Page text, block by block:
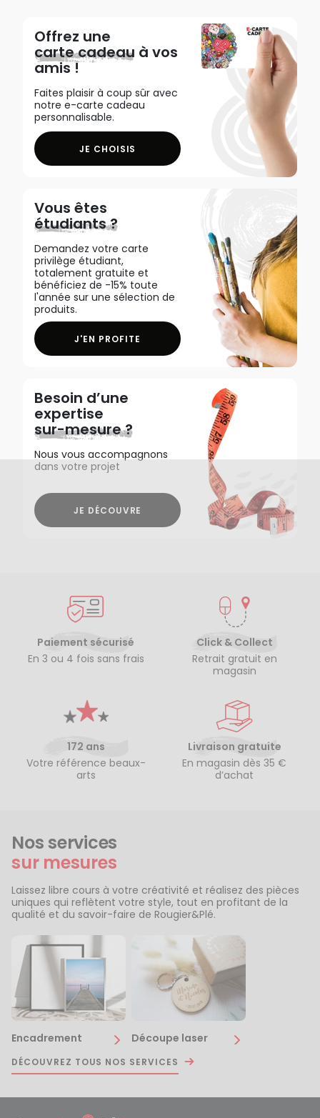
Offrez une
carte cadeau à vos
amis !
Faites plaisir à coup sûr avec
notre e-carte cadeau
personnalisable.
JE CHOISIS
Vous êtes
étudiants ?
Demandez votre carte
privilège étudiant,
totalement gratuite et
bénéficiez de -15% toute
l'année sur une sélection de
produits.
J'EN PROFITE
Besoin d’une
expertise
sur-mesure ?
Nous vous accompagnons
dans votre projet
JE DÉCOUVRE
Paiement sécurisé
En 3 ou 4 fois sans frais
Click & Collect
Retrait gratuit en
magasin
172 ans
Votre référence beaux-
arts
Livraison gratuite
En magasin dès 35 €
d’achat
Nos services
sur mesures
Laissez libre cours à votre créativité et réalisez des pièces
uniques qui reflètent votre style, tout en profitant de la
qualité et du savoir-faire de Rougier&Plé.
Encadrement Découpe laser
DÉCOUVREZ TOUS NOS SERVICES